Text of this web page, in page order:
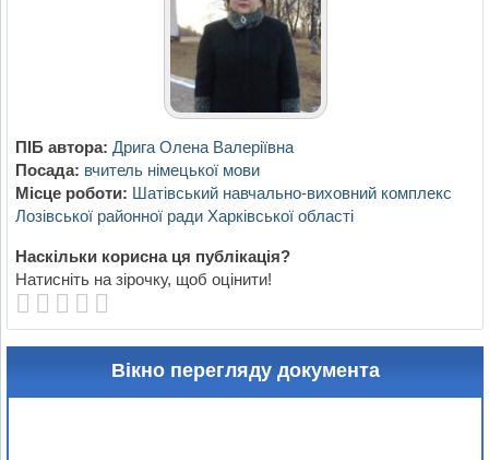
ПІБ автора: Дрига Олена Валеріївна
Посада: вчитель німецької мови
Місце роботи: Шатівський навчально-виховний комплекс
Лозівської районної ради Харківської області
Наскільки корисна ця публікація?
Натисніть на зірочку, щоб оцінити!
Вікно перегляду документа